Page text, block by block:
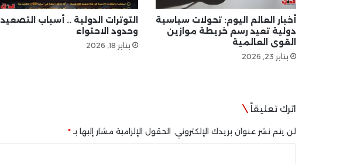
أخبار العالم اليوم: تحولات سياسية
دولية تعيد رسم خريطة موازين
القوى العالمية
يناير 23, 2026
التوترات الدولية .. أسباب التصعيد
وحدود الاحتواء
يناير 18, 2026
اترك تعليقاً
لن يتم نشر عنوان بريدك الإلكتروني. الحقول الإلزامية مشار إليها بـ *